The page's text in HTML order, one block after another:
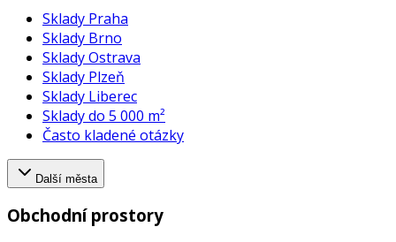
Sklady Praha
Sklady Brno
Sklady Ostrava
Sklady Plzeň
Sklady Liberec
Sklady do 5 000 m²
Často kladené otázky
Další města
Obchodní prostory